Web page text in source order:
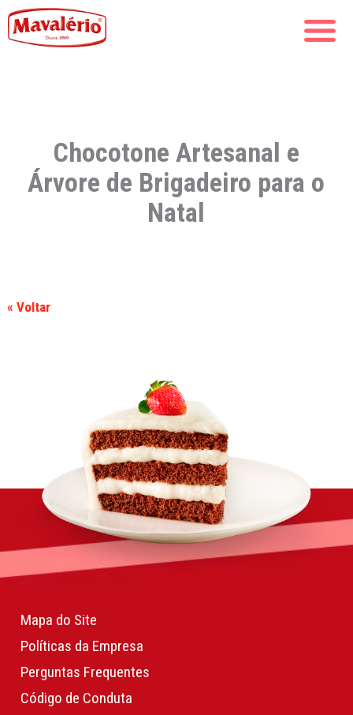
Chocotone Artesanal e
Árvore de Brigadeiro para o
Natal
« Voltar
Mapa do Site
Políticas da Empresa
Perguntas Frequentes
Código de Conduta